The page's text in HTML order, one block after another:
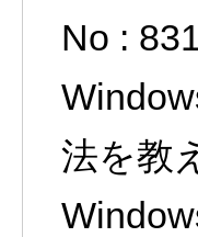
No :
法を教